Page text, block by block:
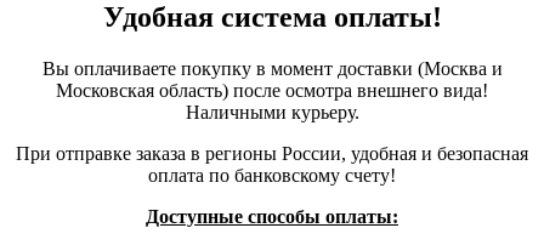
Удобная система оплаты!
Вы оплачиваете покупку в момент доставки (Москва и
Московская область) после осмотра внешнего вида!
Наличными курьеру.
При отправке заказа в регионы России, удобная и безопасная
оплата по банковскому счету!
Доступные способы оплаты: